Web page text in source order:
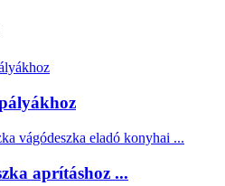
aprításhoz ...